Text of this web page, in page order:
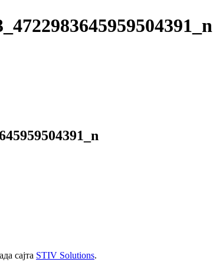
сајта STIV Solutions.